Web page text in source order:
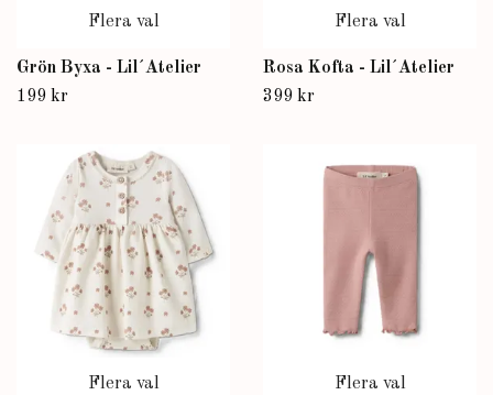
Flera val
Grön Byxa - Lil´Atelier
199 kr
Flera val
Rosa Kofta - Lil´Atelier
399 kr
Flera val Flera val